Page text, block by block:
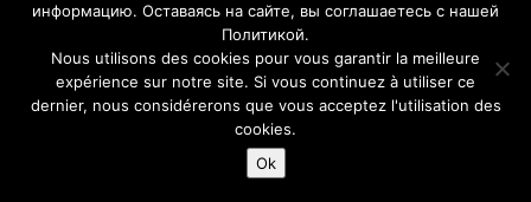
информацию. Оставаясь на сайте, вы соглашаетесь с нашей
Политикой.
Nous utilisons des cookies pour vous garantir la meilleure
expérience sur notre site. Si vous continuez à utiliser ce
dernier, nous considérerons que vous acceptez l'utilisation des
cookies.
Ok